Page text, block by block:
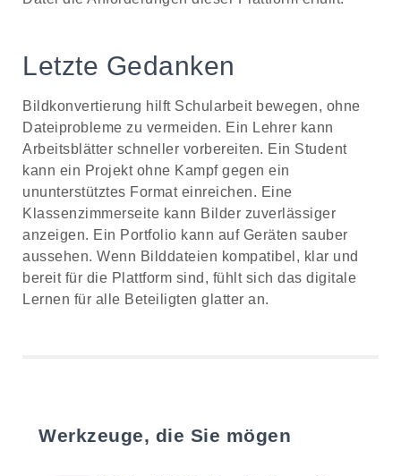
Letzte Gedanken
Bildkonvertierung hilft Schularbeit bewegen, ohne
Dateiprobleme zu vermeiden. Ein Lehrer kann
Arbeitsblätter schneller vorbereiten. Ein Student
kann ein Projekt ohne Kampf gegen ein
ununterstütztes Format einreichen. Eine
Klassenzimmerseite kann Bilder zuverlässiger
anzeigen. Ein Portfolio kann auf Geräten sauber
aussehen. Wenn Bilddateien kompatibel, klar und
bereit für die Plattform sind, fühlt sich das digitale
Lernen für alle Beteiligten glatter an.
Werkzeuge, die Sie mögen